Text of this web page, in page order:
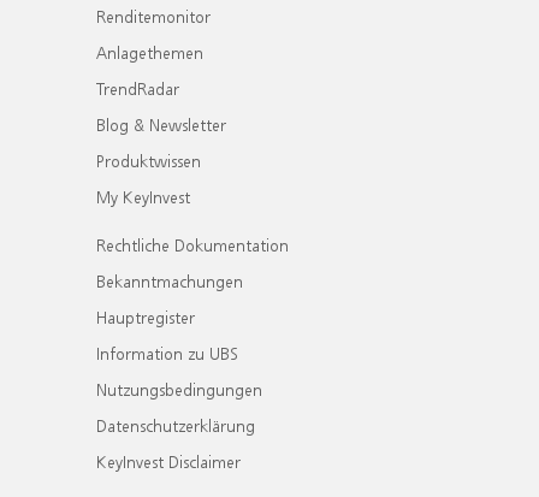
Renditemonitor
Anlagethemen
TrendRadar
Blog & Newsletter
Produktwissen
My KeyInvest
Rechtliche Dokumentation
Bekanntmachungen
Hauptregister
Information zu UBS
Nutzungsbedingungen
Datenschutzerklärung
KeyInvest Disclaimer